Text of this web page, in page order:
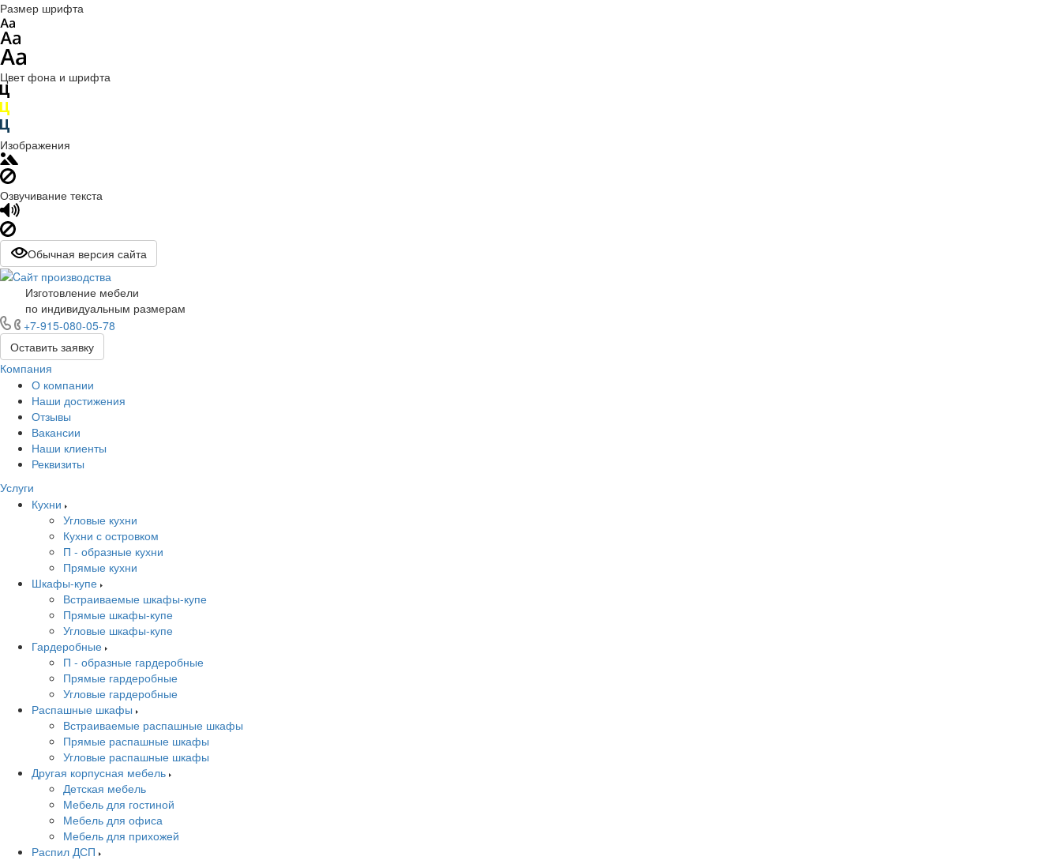
Размер шрифта
Цвет фона и шрифта
Изображения
Озвучивание текста
Обычная версия сайта
Изготовление мебели
по индивидуальным размерам
+7-915-080-05-78
Оставить заявку
Компания
О компании
Наши достижения
Отзывы
Вакансии
Наши клиенты
Реквизиты
Услуги
Кухни
Угловые кухни
Кухни с островком
П - образные кухни
Прямые кухни
Шкафы-купе
Встраиваемые шкафы-купе
Прямые шкафы-купе
Угловые шкафы-купе
Гардеробные
П - образные гардеробные
Прямые гардеробные
Угловые гардеробные
Распашные шкафы
Встраиваемые распашные шкафы
Прямые распашные шкафы
Угловые распашные шкафы
Другая корпусная мебель
Детская мебель
Мебель для гостиной
Мебель для офиса
Мебель для прихожей
Распил ДСП